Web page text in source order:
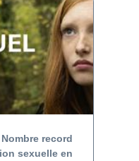
record
sexuelle en